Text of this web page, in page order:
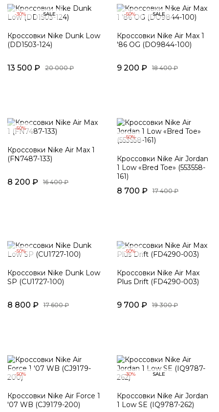
-30% SALE
Кроссовки Nike Dunk Low
(DD1503-124)
13 500 ₽ 20 000 ₽
-50% SALE
Кроссовки Nike Air Max 1
'86 OG (DO9844-100)
9 200 ₽ 18 400 ₽
-50%
Кроссовки Nike Air Max 1
(FN7487-133)
8 200 ₽ 16 400 ₽
-50%
Кроссовки Nike Air Jordan
1 Low «Bred Toe» (553558-
161)
8 700 ₽ 17 400 ₽
-50%
Кроссовки Nike Dunk Low
SP (CU1727-100)
8 800 ₽ 17 600 ₽
-50%
Кроссовки Nike Air Max
Plus Drift (FD4290-003)
9 700 ₽ 19 300 ₽
-50%
Кроссовки Nike Air Force 1
'07 WB (CJ9179-200)
-30% SALE
Кроссовки Nike Air Jordan
1 Low SE (IQ9787-262)